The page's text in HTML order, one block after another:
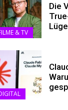
& TV
Die
Lüge